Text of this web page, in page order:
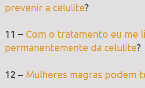
prevenir a celulite?
11 – Com o tratamento eu me
permanentemente da celulite?
12 – Mulheres magras podem